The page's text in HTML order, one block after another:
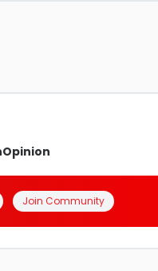
Opinion
Join Community